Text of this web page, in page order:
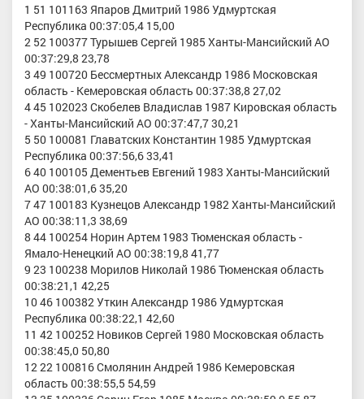
1 51 101163 Япаров Дмитрий 1986 Удмуртская
Республика 00:37:05,4 15,00
2 52 100377 Турышев Сергей 1985 Ханты-Мансийский АО
00:37:29,8 23,78
3 49 100720 Бессмертных Александр 1986 Московская
область - Кемеровская область 00:37:38,8 27,02
4 45 102023 Скобелев Владислав 1987 Кировская область
- Ханты-Мансийский АО 00:37:47,7 30,21
5 50 100081 Главатских Константин 1985 Удмуртская
Республика 00:37:56,6 33,41
6 40 100105 Дементьев Евгений 1983 Ханты-Мансийский
АО 00:38:01,6 35,20
7 47 100183 Кузнецов Александр 1982 Ханты-Мансийский
АО 00:38:11,3 38,69
8 44 100254 Норин Артем 1983 Тюменская область -
Ямало-Ненецкий АО 00:38:19,8 41,77
9 23 100238 Морилов Николай 1986 Тюменская область
00:38:21,1 42,25
10 46 100382 Уткин Александр 1986 Удмуртская
Республика 00:38:22,1 42,60
11 42 100252 Новиков Сергей 1980 Московская область
00:38:45,0 50,80
12 22 100816 Смолянин Андрей 1986 Кемеровская
область 00:38:55,5 54,59